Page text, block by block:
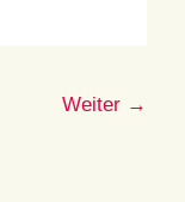
Weiter →